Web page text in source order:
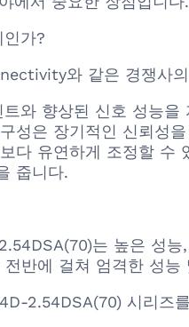
가?
와 같은 경쟁사
와 향상된 신호 성능
성은 장기적인 신뢰성
다 유연하게 조정할 수
줍니다.
는 높은 성
반에 걸쳐 엄격한 성
2.54DSA(70) 시리즈